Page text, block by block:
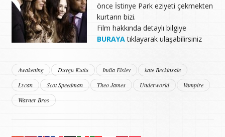
önce İstinye Park eziyeti çekmekten
kurtarın bizi.
Film hakkında detaylı bilgiye
BURAYAtıklayarak ulaşabilirsiniz
Awakening Duygu Kutlu India Eisley
kate Beckinsale
Lycan
Scot Speedman Theo James Underworld
Vampire
Warner Bros